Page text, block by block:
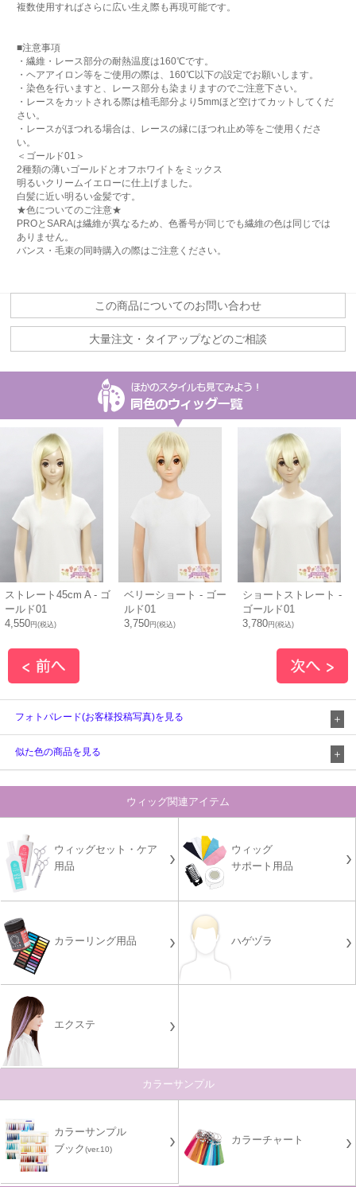
複数使用すればさらに広い生え際も再現可能です。
■注意事項
・繊維・レース部分の耐熱温度は160℃です。
・ヘアアイロン等をご使用の際は、160℃以下の設定でお願いします。
・染色を行いますと、レース部分も染まりますのでご注意下さい。
・レースをカットされる際は植毛部分より5mmほど空けてカットしてくだ
さい。
・レースがほつれる場合は、レースの縁にほつれ止め等をご使用くださ
い。
＜ゴールド01＞
2種類の薄いゴールドとオフホワイトをミックス
明るいクリームイエローに仕上げました。
白髪に近い明るい金髪です。
★色についてのご注意★
PROとSARAは繊維が異なるため、色番号が同じでも繊維の色は同じでは
ありません。
バンス・毛束の同時購入の際はご注意ください。
この商品についてのお問い合わせ
大量注文・タイアップなどのご相談
ストレート45cm A - ゴ
ールド01
4,550円(税込)
ベリーショート - ゴー
ルド01
3,750円(税込)
ショートストレート -
ゴールド01
3,780円(税込)
フォトパレード(お客様投稿写真)を見る
似た色の商品を見る
ウィッグ関連アイテム
ウィッグセット・ケア
用品
ウィッグ
サポート用品
カラーリング用品 ハゲヅラ
エクステ
カラーサンプル
カラーサンプル
ブック(ver.10)
カラーチャート